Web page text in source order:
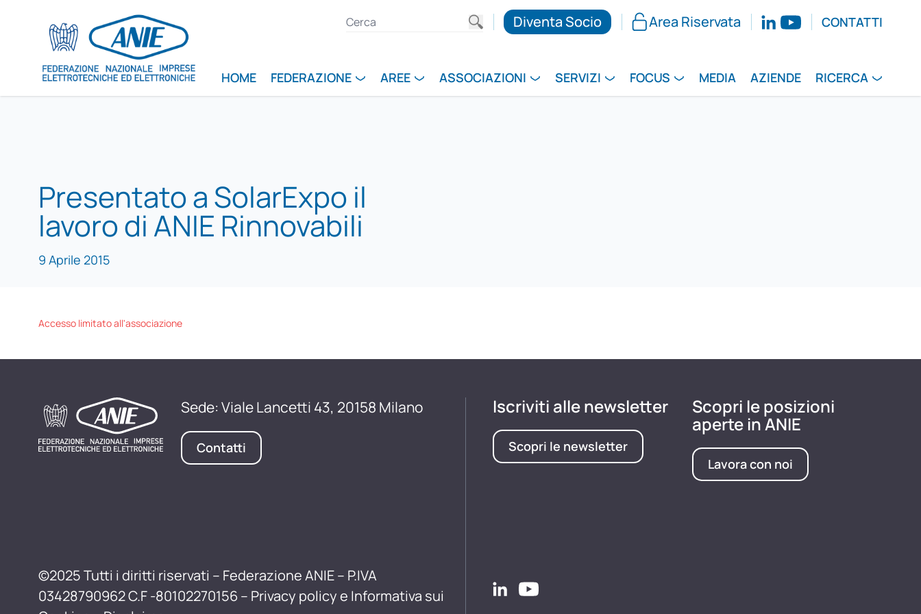
Diventa Socio Area Riservata CONTATTI
HOME FEDERAZIONE AREE ASSOCIAZIONI SERVIZI FOCUS MEDIA AZIENDE RICERCA
Presentato a SolarExpo il
lavoro di ANIE Rinnovabili
9 Aprile 2015
Accesso limitato all'associazione
Sede: Viale Lancetti 43, 20158 Milano
Contatti
©2025 Tutti i diritti riservati – Federazione ANIE – P.IVA
03428790962 C.F -80102270156 – Privacy policy e Informativa sui
Iscriviti alle newsletter
Scopri le newsletter
Scopri le posizioni
aperte in ANIE
Lavora con noi